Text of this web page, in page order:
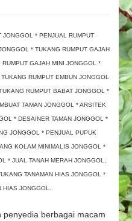
JONGGOL * PENJUAL RUMPUT
* TUKANG RUMPUT GAJAH
GAJAH MINI JONGGOL *
RUMPUT EMBUN JONGGOL
RUMPUT BABAT JONGGOL *
TAMAN JONGGOL * ARSITEK
* DESAINER TAMAN JONGGOL *
JONGGOL * PENJUAL PUPUK
KOLAM MINIMALIS JONGGOL *
* JUAL TANAH MERAH JONGGOL,
TANAMAN HIAS JONGGOL *
JONGGOL.
penyedia berbagai macam